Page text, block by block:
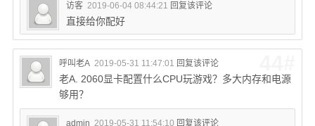
访客 2019-06-04 08:44:21 回复该评论
直接给你配好
呼叫老A 2019-05-31 11:47:01 回复该评论
老A. 2060显卡配置什么CPU玩游戏？多大内存和电源
够用？
admin 2019-05-31 11:54:10 回复该评论